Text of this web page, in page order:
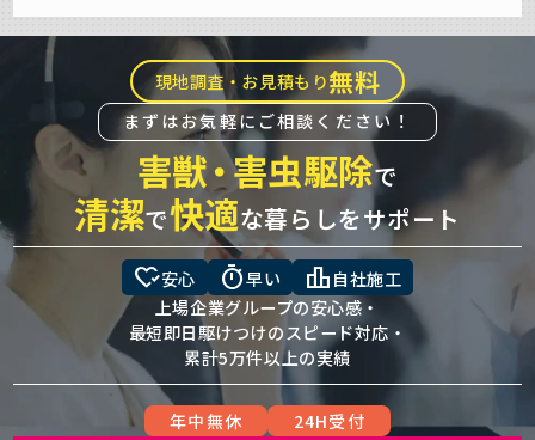
現地調査・お見積もり無料
まずはお気軽にご相談ください！
害獣・害虫駆除で
清潔で快適な暮らしをサポート
heart_check安心 timer早い leaderboard 自社施工
上場企業グループの安心感・
最短即日駆けつけのスピード対応・
累計5万件以上の実績
年中無休
24H受付